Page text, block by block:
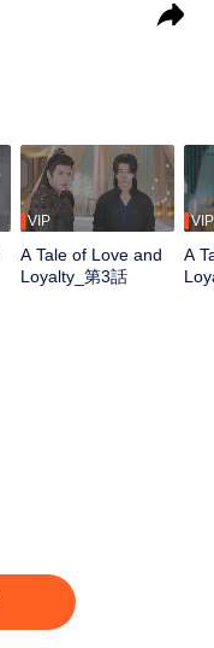
VIP
A Tale of Love and
Loyalty_第3話
VIP
A